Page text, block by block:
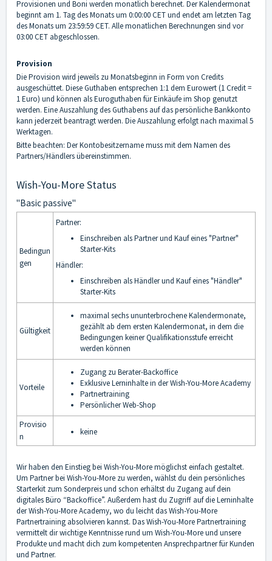
Provisionen und Boni werden monatlich berechnet. Der Kalendermonat
beginnt am 1. Tag des Monats um 0:00:00 CET und endet am letzten Tag
des Monats um 23:59:59 CET. Alle monatlichen Berechnungen sind vor
03:00 CET abgeschlossen.
Provision
Die Provision wird jeweils zu Monatsbeginn in Form von Credits
ausgeschüttet. Diese Guthaben entsprechen 1:1 dem Eurowert (1 Credit =
1 Euro) und können als Euroguthaben für Einkäufe im Shop genutzt
werden. Eine Auszahlung des Guthabens auf das persönliche Bankkonto
kann jederzeit beantragt werden. Die Auszahlung erfolgt nach maximal 5
Werktagen.
Bitte beachten: Der Kontobesitzername muss mit dem Namen des
Partners/Händlers übereinstimmen.
Wish-You-More Status
"Basic passive"
Bedingun
gen
Partner:
Einschreiben als Partner und Kauf eines "Partner"
Starter-Kits
Händler:
Einschreiben als Händler und Kauf eines "Händler"
Starter-Kits
Gültigkeit
maximal sechs ununterbrochene Kalendermonate,
gezählt ab dem ersten Kalendermonat, in dem die
Bedingungen keiner Qualifikationsstufe erreicht
werden können
Vorteile
Zugang zu Berater-Backoffice
Exklusive Lerninhalte in der Wish-You-More Academy
Partnertraining
Persönlicher Web-Shop
Provisio
n
keine
Wir haben den Einstieg bei Wish-You-More möglichst einfach gestaltet.
Um Partner bei Wish-You-More zu werden, wählst du dein persönliches
Starterkit zum Sonderpreis und schon erhältst du Zugang auf dein
digitales Büro “Backoffice”. Außerdem hast du Zugriff auf die Lerninhalte
der Wish-You-More Academy, wo du leicht das Wish-You-More
Partnertraining absolvieren kannst. Das Wish-You-More Partnertraining
vermittelt dir wichtige Kenntnisse rund um Wish-You-More und unsere
Produkte und macht dich zum kompetenten Ansprechpartner für Kunden
und Partner.